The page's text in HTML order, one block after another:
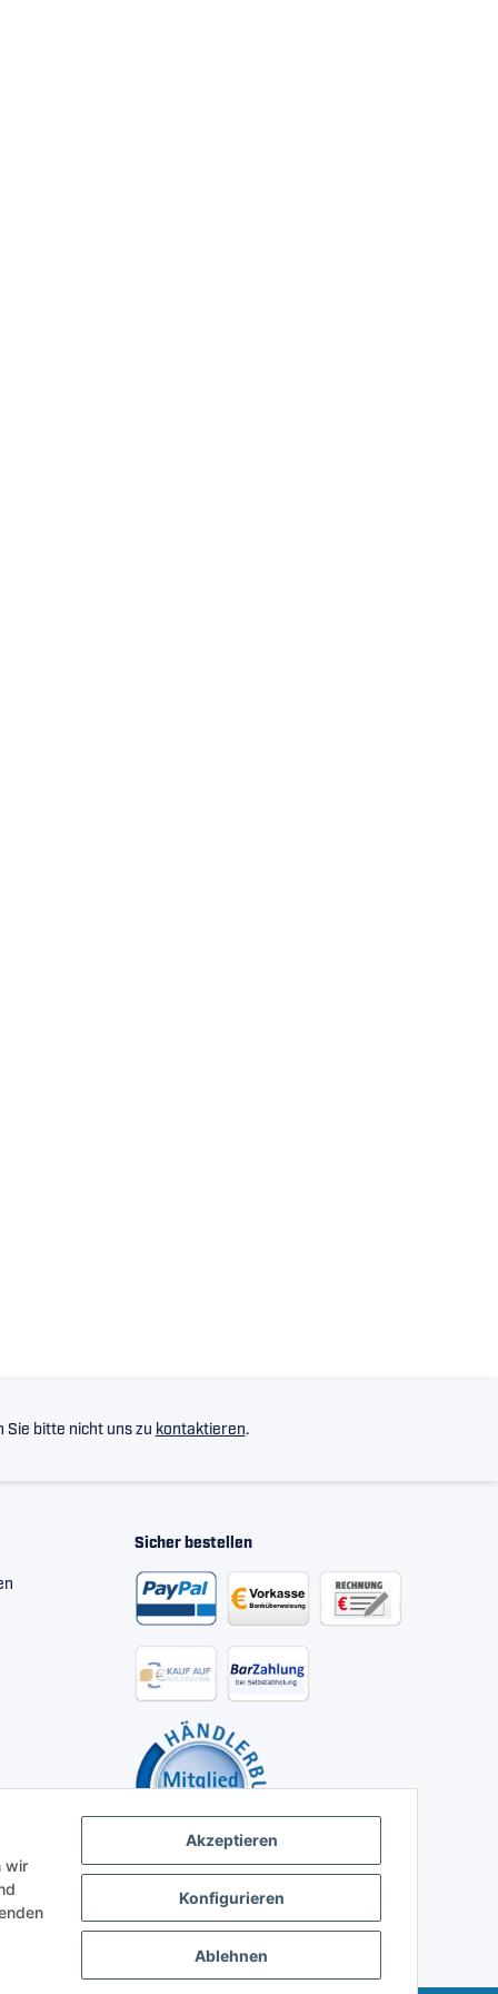
Akzeptieren
Konfigurieren
Ablehnen
wir
bitte nicht uns zu kontaktieren.
Sicher bestellen